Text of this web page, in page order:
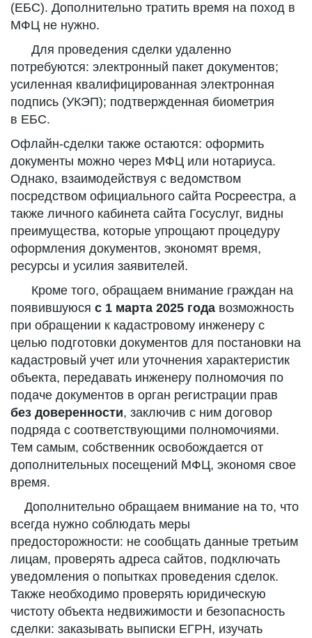
(ЕБС). Дополнительно тратить время на поход в
МФЦ не нужно.
Для проведения сделки удаленно
потребуются: электронный пакет документов;
усиленная квалифицированная электронная
подпись (УКЭП); подтвержденная биометрия
в ЕБС.
Офлайн-сделки также остаются: оформить
документы можно через МФЦ или нотариуса.
Однако, взаимодействуя с ведомством
посредством официального сайта Росреестра, а
также личного кабинета сайта Госуслуг, видны
преимущества, которые упрощают процедуру
оформления документов, экономят время,
ресурсы и усилия заявителей.
Кроме того, обращаем внимание граждан на
появившуюся с 1 марта 2025 года возможность
при обращении к кадастровому инженеру с
целью подготовки документов для постановки на
кадастровый учет или уточнения характеристик
объекта, передавать инженеру полномочия по
подаче документов в орган регистрации прав
без доверенности, заключив с ним договор
подряда с соответствующими полномочиями.
Тем самым, собственник освобождается от
дополнительных посещений МФЦ, экономя свое
время.
Дополнительно обращаем внимание на то, что
всегда нужно соблюдать меры
предосторожности: не сообщать данные третьим
лицам, проверять адреса сайтов, подключать
уведомления о попытках проведения сделок.
Также необходимо проверять юридическую
чистоту объекта недвижимости и безопасность
сделки: заказывать выписки ЕГРН, изучать